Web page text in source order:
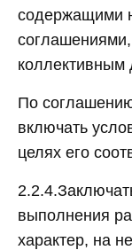
содержащими
коллективным
По
включать
целях его
выполнения
характер, на